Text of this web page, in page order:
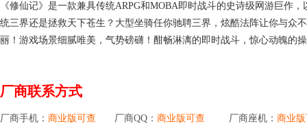
《修仙记》是一款兼具传统ARPG和MOBA即时战斗的史诗级网游巨作
统三界还是拯救天下苍生？大型坐骑任你驰聘三界，炫酷法阵让你与众
丽！游戏场景细腻唯美，气势磅礴！酣畅淋漓的即时战斗，惊心动魄的
厂商联系方式
厂商手机： 商业版可查 厂商QQ： 商业版可查 厂商座机： 商业